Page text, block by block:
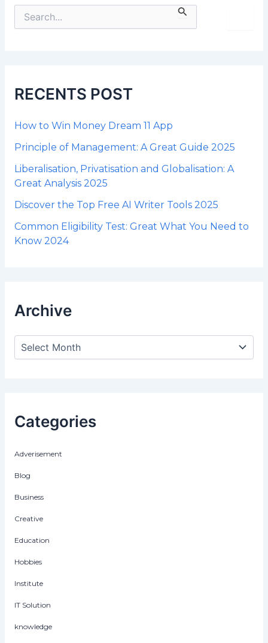
o
RECENTS POST
How to Win Money Dream 11 App
Principle of Management: A Great Guide 2025
Liberalisation, Privatisation and Globalisation: A
Great Analysis 2025
Discover the Top Free AI Writer Tools 2025
Common Eligibility Test: Great What You Need to
Know 2024
Archive
Categories
Adverisement
Blog
Business
Creative
Education
Hobbies
Institute
IT Solution
knowledge